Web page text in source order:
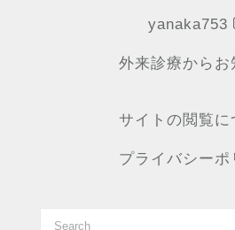
yanaka753
外来診療からお
サイトの閲覧に
プライバシーポ